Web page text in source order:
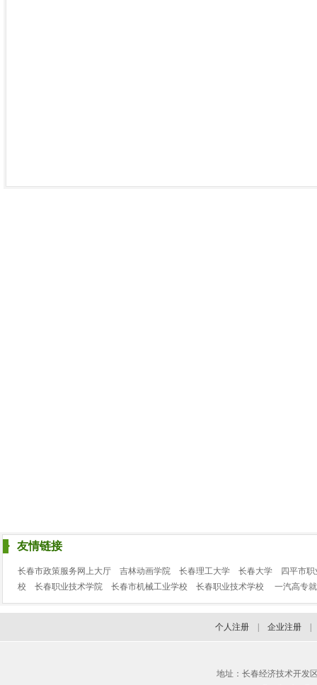
友情链接
长春市政策服务网上大厅 吉林动画学院 长春理工大学 长春大学
四平市
校
长春职业技术学院 长春市机械工业学校 长春职业技术学校 一汽高专
个人注册 企业注册
地址：长春经济技术开发